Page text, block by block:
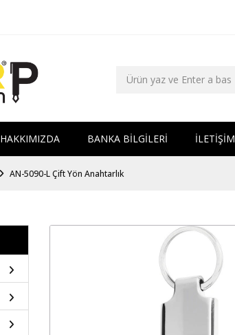
HAKKIMIZDA BANKA BİLGİLERİ İLETİŞİM
AN-5090-L Çift Yön Anahtarlık